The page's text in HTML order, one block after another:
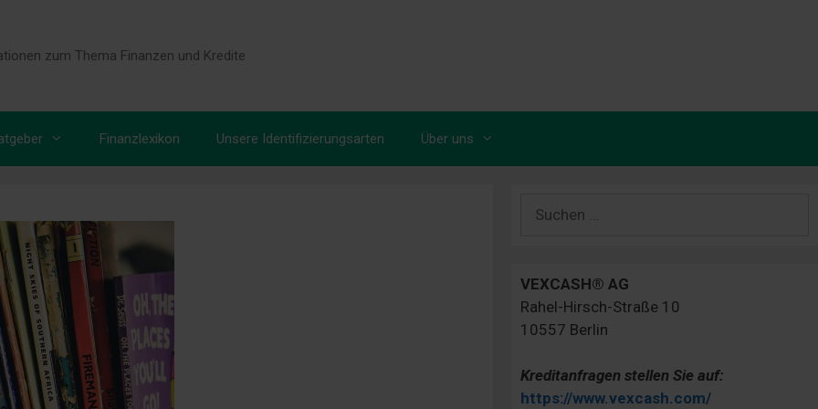
zum Thema Finanzen und Kredite
Finanzlexikon Unsere Identifizierungsarten Über uns
nach:
VEXCASH® AG
Rahel-Hirsch-Straße 10
10557 Berlin
Kreditanfragen stellen Sie auf:
https://www.vexcash.com/